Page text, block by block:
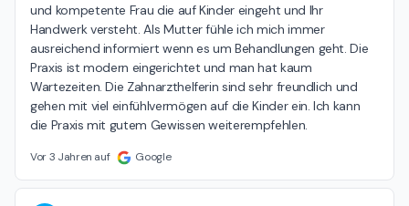
und kompetente Frau die auf Kinder eingeht und Ihr
Handwerk versteht. Als Mutter fühle ich mich immer
ausreichend informiert wenn es um Behandlungen geht. Die
Praxis ist modern eingerichtet und man hat kaum
Wartezeiten. Die Zahnarzthelferin sind sehr freundlich und
gehen mit viel einfühlvermögen auf die Kinder ein. Ich kann
die Praxis mit gutem Gewissen weiterempfehlen.
Vor 3 Jahren auf Google